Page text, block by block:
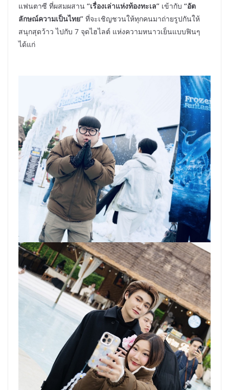
แฟนตาซี ที่ผสมผสาน “เรื่องเล่าแห่งท้องทะเล” เข้ากับ “อัต
ลักษณ์ความเป็นไทย” ที่จะเชิญชวนให้ทุกคนมาถ่ายรูปกันให้
สนุกสุดว้าว ไปกับ 7 จุดไฮไลต์ แห่งความหนาวเย็นแบบฟินๆ
ได้แก่